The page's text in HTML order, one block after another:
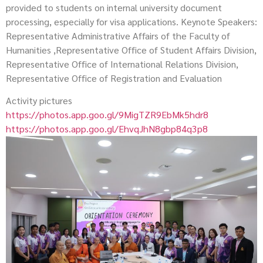
provided to students on internal university document
processing, especially for visa applications. Keynote Speakers:
Representative Administrative Affairs of the Faculty of
Humanities ,Representative Office of Student Affairs Division,
Representative Office of International Relations Division,
Representative Office of Registration and Evaluation
Activity pictures
https://photos.app.goo.gl/9MigTZR9EbMk5hdr8
https://photos.app.goo.gl/EhvqJhN8gbp84q3p8